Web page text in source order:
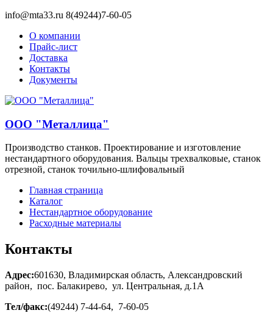
info@mta33.ru 8(49244)7-60-05
О компании
Прайс-лист
Доставка
Контакты
Документы
ООО "Металлица"
Производство станков. Проектирование и изготовление
нестандартного оборудования. Вальцы трехвалковые, станок
отрезной, станок точильно-шлифовальный
Главная страница
Каталог
Нестандартное оборудование
Расходные материалы
Контакты
Адрес:601630, Владимирская область, Александровский
район, пос. Балакирево, ул. Центральная, д.1А
Тел/факс:(49244) 7-44-64, 7-60-05